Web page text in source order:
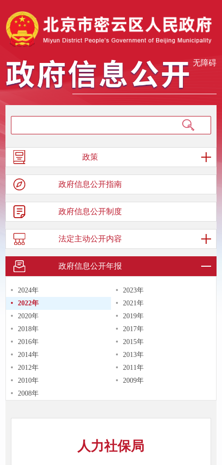
无障碍
政策
政府信息公开指南
政府信息公开制度
法定主动公开内容
政府信息公开年报
2024年
2023年
2022年
2021年
2020年
2019年
2018年
2017年
2016年
2015年
2014年
2013年
2012年
2011年
2010年
2009年
2008年
人力社保局